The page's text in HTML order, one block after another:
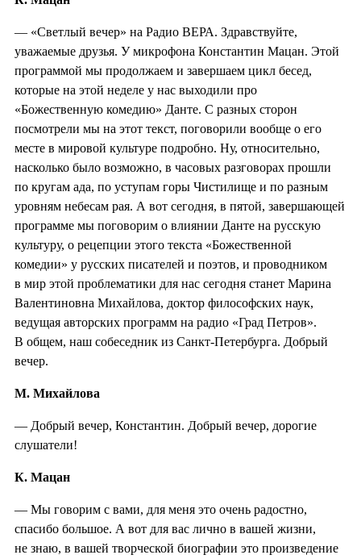
— «Светлый вечер» на Радио ВЕРА. Здравствуйте,
уважаемые друзья. У микрофона Константин Мацан. Этой
программой мы продолжаем и завершаем цикл бесед,
которые на этой неделе у нас выходили про
«Божественную комедию» Данте. С разных сторон
посмотрели мы на этот текст, поговорили вообще о его
месте в мировой культуре подробно. Ну, относительно,
насколько было возможно, в часовых разговорах прошли
по кругам ада, по уступам горы Чистилище и по разным
уровням небесам рая. А вот сегодня, в пятой, завершающей
программе мы поговорим о влиянии Данте на русскую
культуру, о рецепции этого текста «Божественной
комедии» у русских писателей и поэтов, и проводником
в мир этой проблематики для нас сегодня станет Марина
Валентиновна Михайлова, доктор философских наук,
ведущая авторских программ на радио «Град Петров».
В общем, наш собеседник из Санкт-Петербурга. Добрый
вечер.
М. Михайлова
— Добрый вечер, Константин. Добрый вечер, дорогие
слушатели!
К. Мацан
— Мы говорим с вами, для меня это очень радостно,
спасибо большое. А вот для вас лично в вашей жизни,
не знаю, в вашей творческой биографии это произведение